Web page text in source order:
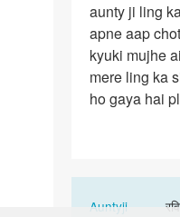
aunty
ji
ling
ka
size
aunty ji ling
apne aap
kyuki mujhe
mere ling ka
ho gaya hai
AuntyjiIn